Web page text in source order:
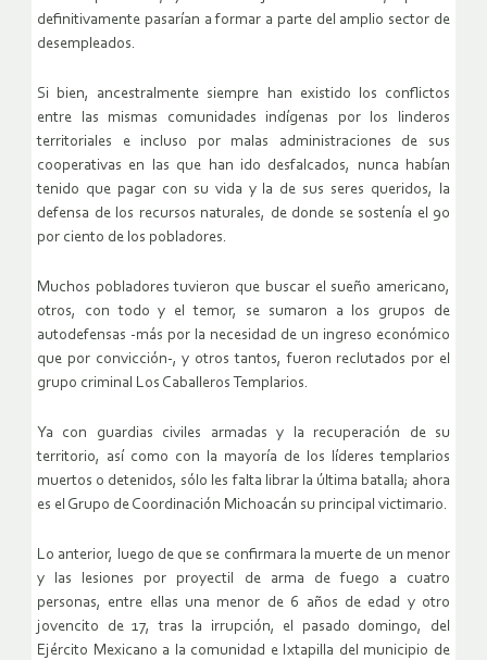
definitivamente pasarían a formar a parte del amplio sector de
desempleados.
Si bien, ancestralmente siempre han existido los conflictos
entre las mismas comunidades indígenas por los linderos
territoriales e incluso por malas administraciones de sus
cooperativas en las que han ido desfalcados, nunca habían
tenido que pagar con su vida y la de sus seres queridos, la
defensa de los recursos naturales, de donde se sostenía el 90
por ciento de los pobladores.
Muchos pobladores tuvieron que buscar el sueño americano,
otros, con todo y el temor, se sumaron a los grupos de
autodefensas -más por la necesidad de un ingreso económico
que por convicción-, y otros tantos, fueron reclutados por el
grupo criminal Los Caballeros Templarios.
Ya con guardias civiles armadas y la recuperación de su
territorio, así como con la mayoría de los líderes templarios
muertos o detenidos, sólo les falta librar la última batalla; ahora
es el Grupo de Coordinación Michoacán su principal victimario.
Lo anterior, luego de que se confirmara la muerte de un menor
y las lesiones por proyectil de arma de fuego a cuatro
personas, entre ellas una menor de 6 años de edad y otro
jovencito de 17, tras la irrupción, el pasado domingo, del
Ejército Mexicano a la comunidad e Ixtapilla del municipio de